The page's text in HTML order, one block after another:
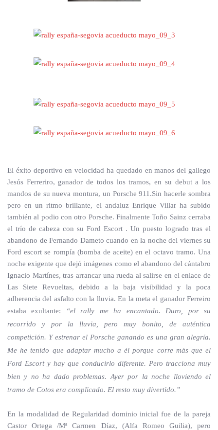
El éxito deportivo en velocidad ha quedado en manos del gallego
Jesús Ferreriro, ganador de todos los tramos, en su debut a los
mandos de su nueva montura, un Porsche 911.Sin hacerle sombra
pero en un ritmo brillante, el andaluz Enrique Villar ha subido
también al podio con otro Porsche. Finalmente Toño Sainz cerraba
el trío de cabeza con su Ford Escort . Un puesto logrado tras el
abandono de Fernando Dameto cuando en la noche del viernes su
Ford escort se rompía (bomba de aceite) en el octavo tramo. Una
noche exigente que dejó imágenes como el abandono del cántabro
Ignacio Martínes, tras arrancar una rueda al salirse en el enlace de
Las Siete Revueltas, debido a la baja visibilidad y la poca
adherencia del asfalto con la lluvia. En la meta el ganador Ferreiro
estaba exultante: “el rally me ha encantado. Duro, por su
recorrido y por la lluvia, pero muy bonito, de auténtica
competición. Y estrenar el Porsche ganando es una gran alegría.
Me he tenido que adaptar mucho a él porque corre más que el
Ford Escort y hay que conducirlo diferente. Pero tracciona muy
bien y no ha dado problemas. Ayer por la noche lloviendo el
tramo de Cotos era complicado. El resto muy divertido.”
En la modalidad de Regularidad dominio inicial fue de la pareja
Castor Ortega /Mª Carmen Díaz, (Alfa Romeo Guilia), pero